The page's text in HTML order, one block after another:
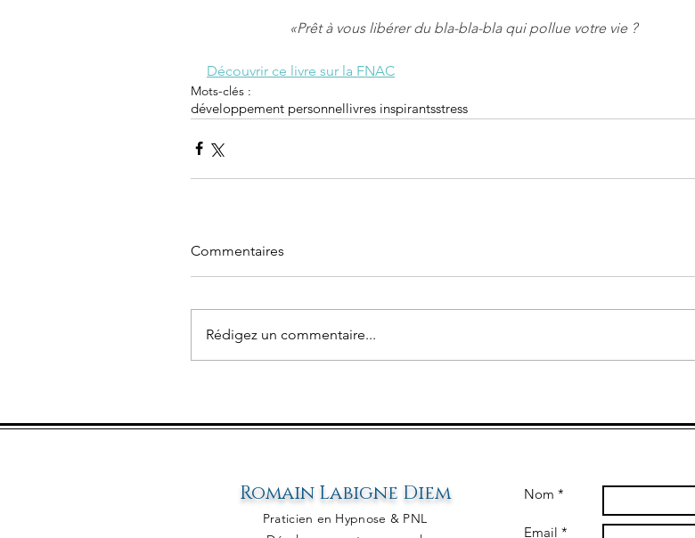
«Prêt à vous libérer du bla-bla-bla qui pollue votre vie ?
Découvrir ce livre sur la FNAC
Mots-clés :
développement personnellivres inspirantsstress
Commentaires
Rédigez un commentaire...
Romain Labigne Diem
Praticien en Hypnose & PNL
Nom *
Email *